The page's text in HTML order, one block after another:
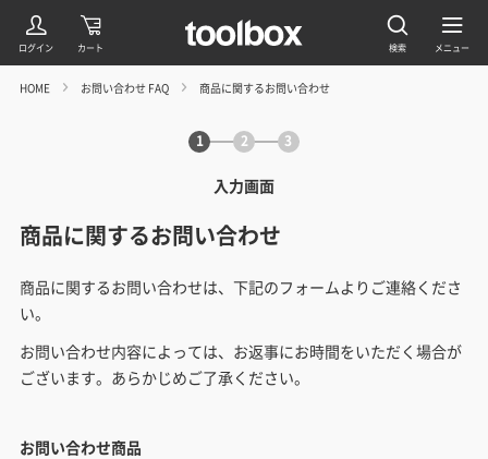
HOME お問い合わせ FAQ 商品に関するお問い合わせ
1 2 3
入力画面
商品に関するお問い合わせ
商品に関するお問い合わせは、下記のフォームよりご連絡くださ
い。
お問い合わせ内容によっては、お返事にお時間をいただく場合が
ございます。あらかじめご了承ください。
お問い合わせ商品